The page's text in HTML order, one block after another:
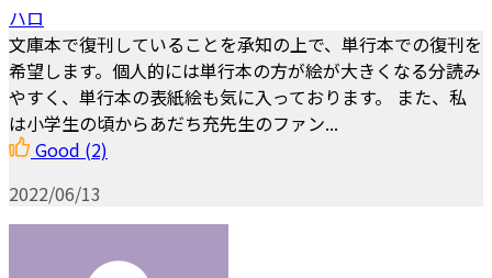
ハロ
文庫本で復刊していることを承知の上で、単行本での復刊を
希望します。個人的には単行本の方が絵が大きくなる分読み
やすく、単行本の表紙絵も気に入っております。 また、私
は小学生の頃からあだち充先生のファン...
Good (2)
2022/06/13